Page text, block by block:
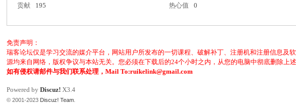
贡献
195 热心值 0
免责声明：
瑞客论坛仅是学习交流的媒介平台，网站用户所发布的一切课程、破解补丁、注册机和注册信息
源均来自网络，版权争议与本站无关。您必须在下载后的24个小时之内，从您的电脑中彻底删除上
如有侵权请邮件与我们联系处理，Mail To:ruikelink@gmail.com
Powered byDiscuz! X3.4
© 2001-2023 Discuz! Team